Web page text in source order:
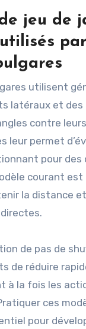
jeu de
utilisent
latéraux et des
contre
leur permet
pour des
courant est
la distance
de pas de
de réduire
à la fois les
ces
pour